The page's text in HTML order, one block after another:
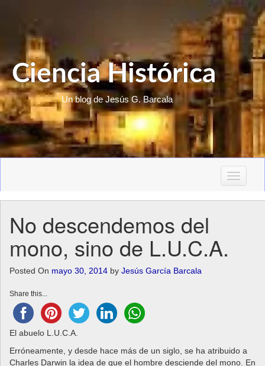
Ciencia Histórica
Un blog de Jesús G. Barcala
T
g
i
o
No descendemos del
mono, sino de L.U.C.A.
Posted On mayo 30, 2014 by Jesús García Barcala
Share this...
El abuelo L.U.C.A.
Erróneamente, y desde hace más de un siglo, se ha atribuido a
Charles Darwin la idea de que el hombre desciende del mono. En